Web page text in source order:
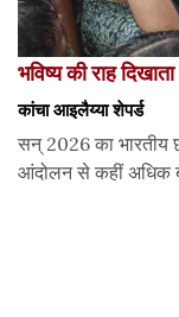
भविष्य की राह
कांचा आइलैय्या शेपर्ड
सन् 2026 का भारतीय
आंदोलन से कहीं अधिक